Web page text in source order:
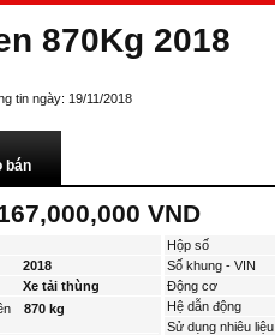
870Kg 2018
tin ngày: 19/11/2018
bán
VND
2018
Xe tải thùng
870 kg
Hộp số
Số khung - VIN
Động cơ
Hệ dẫn động
Sử dụng nhiêu liệu